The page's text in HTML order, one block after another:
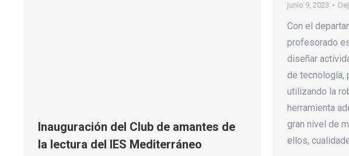
Inauguración del Club de amantes de
la lectura del IES Mediterráneo
junio 9, 2023
Con el
profesorado
diseñar
de tecnología,
utilizando la
herramienta
gran nivel de
ellos,